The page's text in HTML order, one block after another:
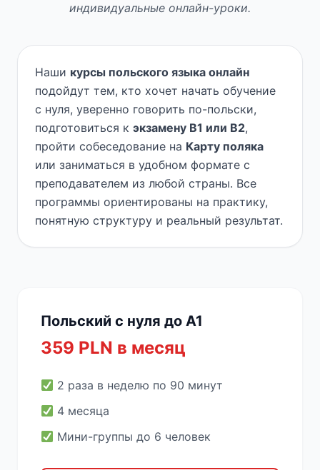
индивидуальные онлайн-уроки.
Наши курсы польского языка онлайн
подойдут тем, кто хочет начать обучение
с нуля, уверенно говорить по-польски,
подготовиться к экзамену B1 или B2,
пройти собеседование на Карту поляка
или заниматься в удобном формате с
преподавателем из любой страны. Все
программы ориентированы на практику,
понятную структуру и реальный результат.
Польский с нуля до A1
359 PLN в месяц
2 раза в неделю по 90 минут
4 месяца
Мини-группы до 6 человек